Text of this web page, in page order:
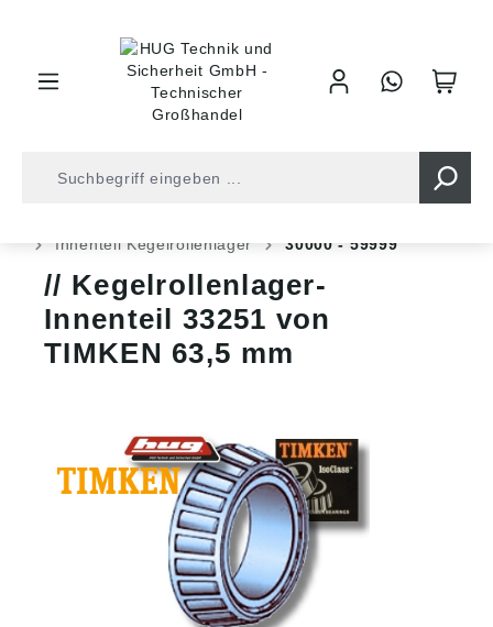
Innenteil Kegelrollenlager
30000 - 59999
Kegelrollenlager-
Innenteil 33251 von
TIMKEN 63,5 mm